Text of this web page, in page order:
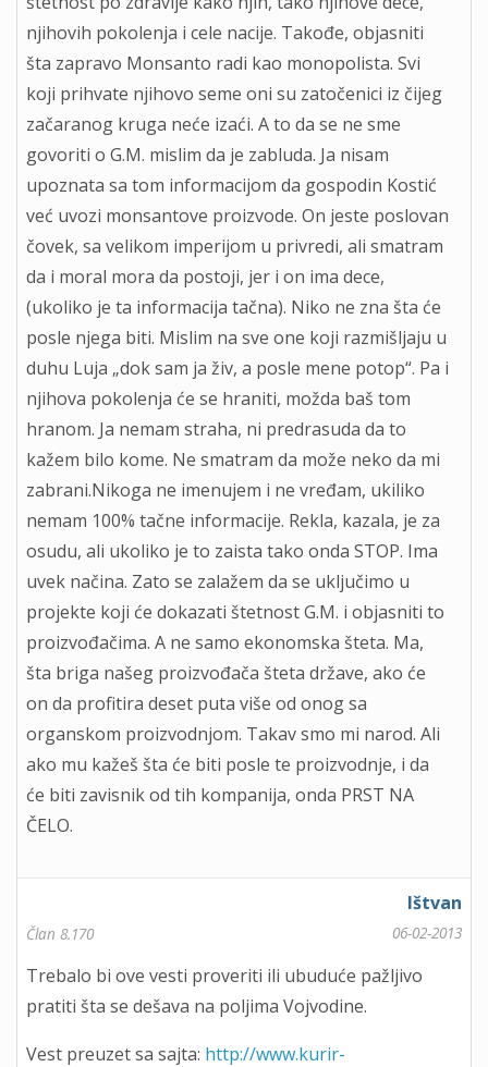
njihovih pokolenja i cele nacije. Takođe, objasniti
šta zapravo Monsanto radi kao monopolista. Svi
koji prihvate njihovo seme oni su zatočenici iz čijeg
začaranog kruga neće izaći. A to da se ne sme
govoriti o G.M. mislim da je zabluda. Ja nisam
upoznata sa tom informacijom da gospodin Kostić
već uvozi monsantove proizvode. On jeste poslovan
čovek, sa velikom imperijom u privredi, ali smatram
da i moral mora da postoji, jer i on ima dece,
(ukoliko je ta informacija tačna). Niko ne zna šta će
posle njega biti. Mislim na sve one koji razmišljaju u
duhu Luja „dok sam ja živ, a posle mene potop“. Pa i
njihova pokolenja će se hraniti, možda baš tom
hranom. Ja nemam straha, ni predrasuda da to
kažem bilo kome. Ne smatram da može neko da mi
zabrani.Nikoga ne imenujem i ne vređam, ukiliko
nemam 100% tačne informacije. Rekla, kazala, je za
osudu, ali ukoliko je to zaista tako onda STOP. Ima
uvek načina. Zato se zalažem da se uključimo u
projekte koji će dokazati štetnost G.M. i objasniti to
proizvođačima. A ne samo ekonomska šteta. Ma,
šta briga našeg proizvođača šteta države, ako će
on da profitira deset puta više od onog sa
organskom proizvodnjom. Takav smo mi narod. Ali
ako mu kažeš šta će biti posle te proizvodnje, i da
će biti zavisnik od tih kompanija, onda PRST NA
ČELO.
Ištvan
Član 8.170 06-02-2013
Trebalo bi ove vesti proveriti ili ubuduće pažljivo
pratiti šta se dešava na poljima Vojvodine.
Vest preuzet sa sajta: http://www.kurir-